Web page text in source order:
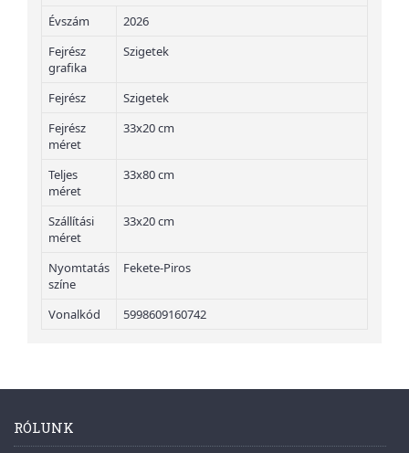
Évszám
2026
Fejrész
grafika
Szigetek
Fejrész
Szigetek
Fejrész
méret
33x20 cm
Teljes
méret
33x80 cm
Szállítási
méret
33x20 cm
Nyomtatás
színe
Fekete-Piros
Vonalkód 5998609160742
RÓLUNK